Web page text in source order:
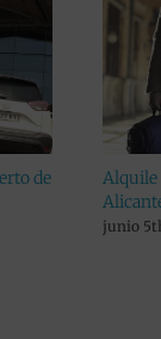
de
Alquile
junio